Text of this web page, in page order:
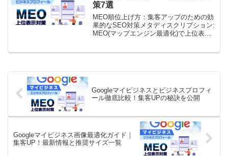
策7選
MEO順位上げ方：集客アップのための効
果的なSEO対策メタディスクリプション:
MEO(マップエンジン最適化)で上位表示
Googleマイビジネスとビジネスプロフィ
ール徹底比較！集客UPの秘訣を公開
Googleマイビジネス画像最適化ガイド｜
集客UP！最新情報と推奨サイズ一覧